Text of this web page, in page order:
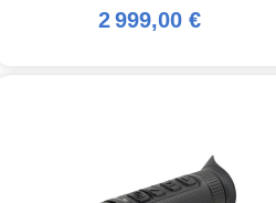
2 999,00 €